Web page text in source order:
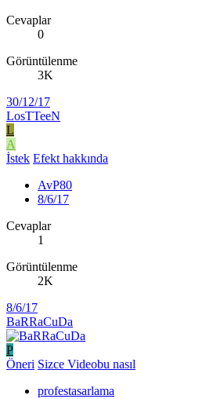
Cevaplar
0
Görüntülenme
3K
30/12/17
LosTTeeN
L
A
İstek Efekt hakkında
AvP80
8/6/17
Cevaplar
1
Görüntülenme
2K
8/6/17
BaRRaCuDa
P
Öneri Sizce Videobu nasıl
profestasarlama